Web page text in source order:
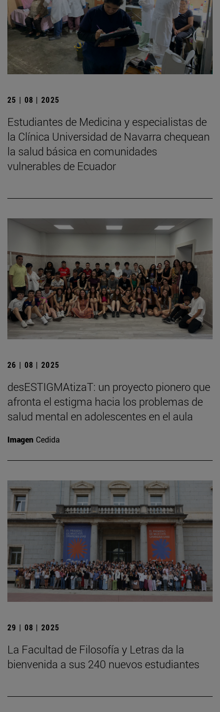
25 | 08 | 2025
Estudiantes de Medicina y especialistas de
la Clínica Universidad de Navarra chequean
la salud básica en comunidades
vulnerables de Ecuador
26 | 08 | 2025
desESTIGMAtizaT: un proyecto pionero que
afronta el estigma hacia los problemas de
salud mental en adolescentes en el aula
Imagen Cedida
29 | 08 | 2025
La Facultad de Filosofía y Letras da la
bienvenida a sus 240 nuevos estudiantes